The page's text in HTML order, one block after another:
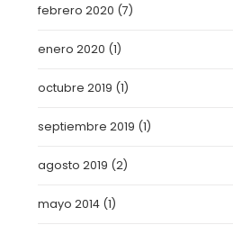
febrero 2020 (7)
enero 2020 (1)
octubre 2019 (1)
septiembre 2019 (1)
agosto 2019 (2)
mayo 2014 (1)